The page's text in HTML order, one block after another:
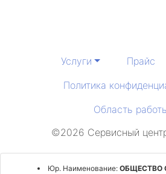
Услуги Прайс
Политика
Область
©2026 Сервисный
Юр. Наименование: ОБЩЕСТВО